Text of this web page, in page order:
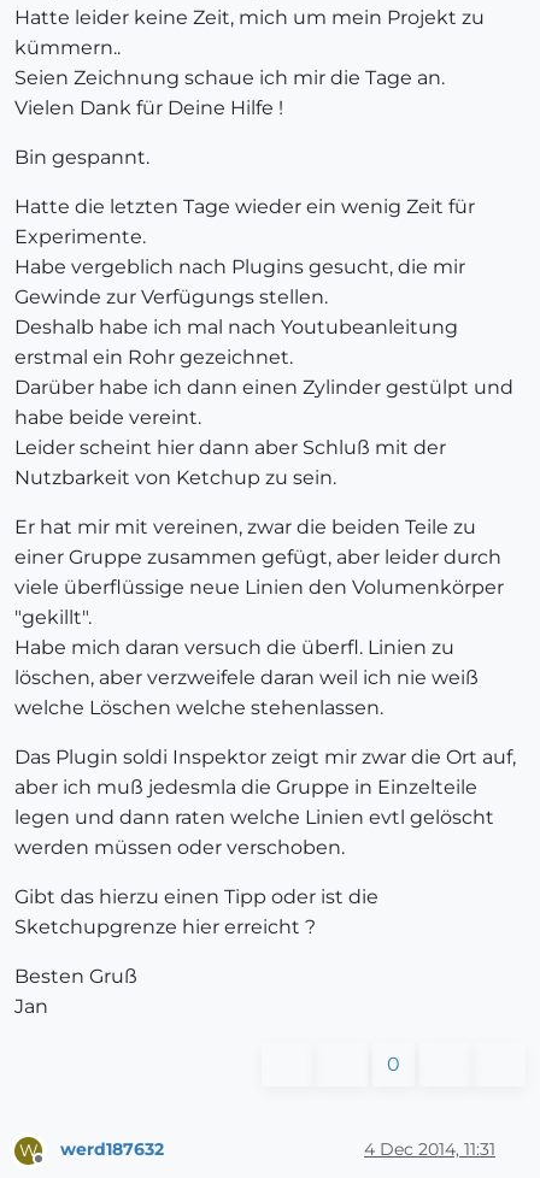
Hatte leider keine Zeit, mich um mein Projekt zu
kümmern..
Seien Zeichnung schaue ich mir die Tage an.
Vielen Dank für Deine Hilfe !
Bin gespannt.
Hatte die letzten Tage wieder ein wenig Zeit für
Experimente.
Habe vergeblich nach Plugins gesucht, die mir
Gewinde zur Verfügungs stellen.
Deshalb habe ich mal nach Youtubeanleitung
erstmal ein Rohr gezeichnet.
Darüber habe ich dann einen Zylinder gestülpt und
habe beide vereint.
Leider scheint hier dann aber Schluß mit der
Nutzbarkeit von Ketchup zu sein.
Er hat mir mit vereinen, zwar die beiden Teile zu
einer Gruppe zusammen gefügt, aber leider durch
viele überflüssige neue Linien den Volumenkörper
"gekillt".
Habe mich daran versuch die überfl. Linien zu
löschen, aber verzweifele daran weil ich nie weiß
welche Löschen welche stehenlassen.
Das Plugin soldi Inspektor zeigt mir zwar die Ort auf,
aber ich muß jedesmla die Gruppe in Einzelteile
legen und dann raten welche Linien evtl gelöscht
werden müssen oder verschoben.
Gibt das hierzu einen Tipp oder ist die
Sketchupgrenze hier erreicht ?
Besten Gruß
Jan
0
W werd187632 4 Dec 2014, 11:31